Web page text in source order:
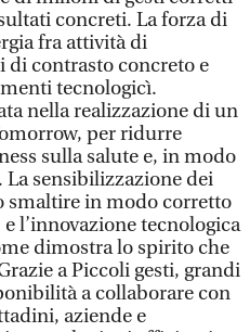
concreti. La forza di
fra attività di
di contrasto concreto e
tecnologicì.
nella realizzazione di un
per ridurre
sulla salute e, in modo
sensibilizzazione dei
smaltire in modo corretto
l’innovazione tecnologica
dimostra lo spirito che
a Piccoli gesti, grandi
a collaborare con
aziende e